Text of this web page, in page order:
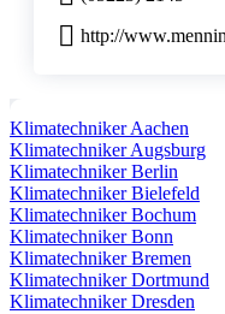
http://
Klimatechniker Aachen
Klimatechniker Augsburg
Klimatechniker Berlin
Klimatechniker Bielefeld
Klimatechniker Bochum
Klimatechniker Bonn
Klimatechniker Bremen
Klimatechniker Dortmund
Klimatechniker Dresden